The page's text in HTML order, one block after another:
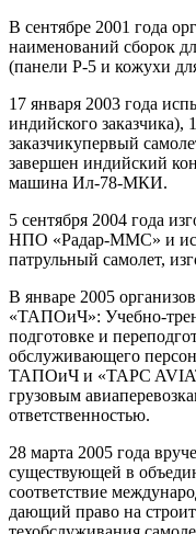
В сентябре 2001 года
наименований сборок
(панели Р-5 и кожухи
17 января 2003 года
индийского заказчика),
заказчикупервый
завершен индийский
машина Ил-78-МКИ.
5 сентября 2004 года
НПО «Радар-ММС» и
патрульный самолет,
В январе 2005
«ТАПОиЧ»: Учебно-
подготовке и
обслуживающего
ТАПОиЧ и «TAPC
грузовым
ответственностью.
28 марта 2005 года
существующей в
соответствие
дающий право на